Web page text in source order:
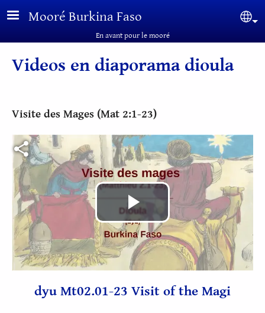
Aller au contenu principal
Mooré Burkina Faso
En avant pour le mooré
Videos en diaporama dioula
Visite des Mages (Mat 2:1-23)
Fichier vidéo
Lire
la
vidéo
dyu Mt02.01-23 Visit of the Magi